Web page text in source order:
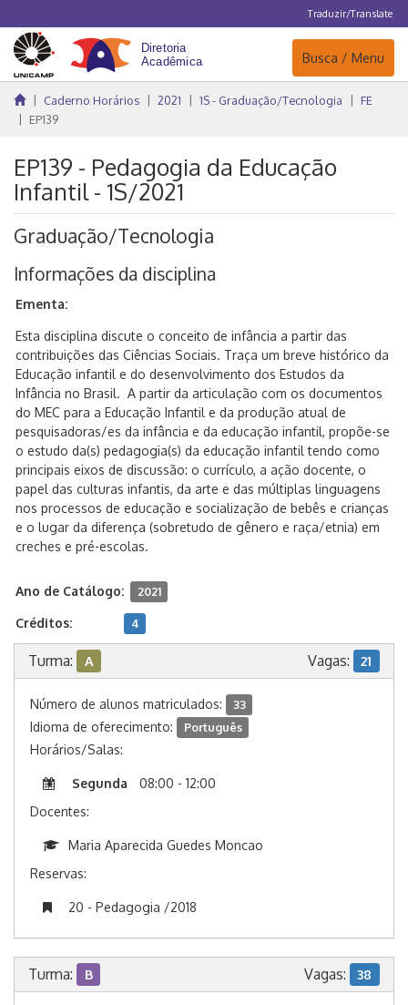
Traduzir/Translate
Navegação
Busca / Menu
Caderno Horários 2021 1S - Graduação/Tecnologia
FE
EP139
EP139 - Pedagogia da Educação
Infantil - 1S/2021
Graduação/Tecnologia
Informações da disciplina
Ementa:
Esta disciplina discute o conceito de infância a partir das
contribuições das Ciências Sociais. Traça um breve histórico da
Educação infantil e do desenvolvimento dos Estudos da
Infância no Brasil. A partir da articulação com os documentos
do MEC para a Educação Infantil e da produção atual de
pesquisadoras/es da infância e da educação infantil, propõe-se
o estudo da(s) pedagogia(s) da educação infantil tendo como
principais eixos de discussão: o currículo, a ação docente, o
papel das culturas infantis, da arte e das múltiplas linguagens
nos processos de educação e socialização de bebês e crianças
e o lugar da diferença (sobretudo de gênero e raça/etnia) em
creches e pré-escolas.
Ano de Catálogo: 2021
Créditos: 4
Turma: A Vagas: 21
Número de alunos matriculados: 33
Idioma de oferecimento: Português
Horários/Salas:
Segunda
08:00 - 12:00
Docentes:
Maria Aparecida Guedes Moncao
Reservas:
20 - Pedagogia /2018
Turma: B Vagas: 38